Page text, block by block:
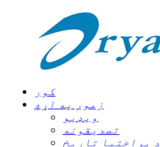
کور
زموږ په اړه
ویډیو
تصدیقونه
د پراختیا تاریخ